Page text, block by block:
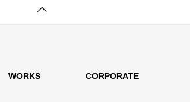
WORKS CORPORATE